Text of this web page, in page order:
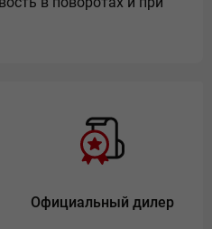
Официальный дилер